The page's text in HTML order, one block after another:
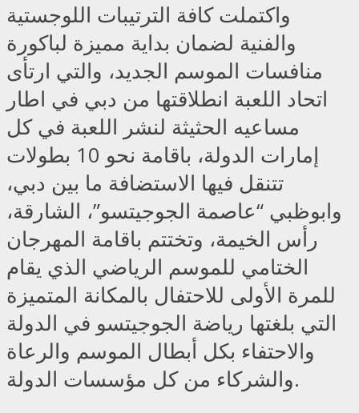
واكتملت كافة الترتيبات اللوجستية
والفنية لضمان بداية مميزة لباكورة
منافسات الموسم الجديد، والتي ارتأى
اتحاد اللعبة انطلاقتها من دبي في اطار
مساعيه الحثيثة لنشر اللعبة في كل
إمارات الدولة، باقامة نحو 10 بطولات
تتنقل فيها الاستضافة ما بين دبي،
وابوظبي “عاصمة الجوجيتسو”، الشارقة،
رأس الخيمة، وتختتم باقامة المهرجان
الختامي للموسم الرياضي الذي يقام
للمرة الأولى للاحتفال بالمكانة المتميزة
التي بلغتها رياضة الجوجيتسو في الدولة
والاحتفاء بكل أبطال الموسم والرعاة
والشركاء من كل مؤسسات الدولة.